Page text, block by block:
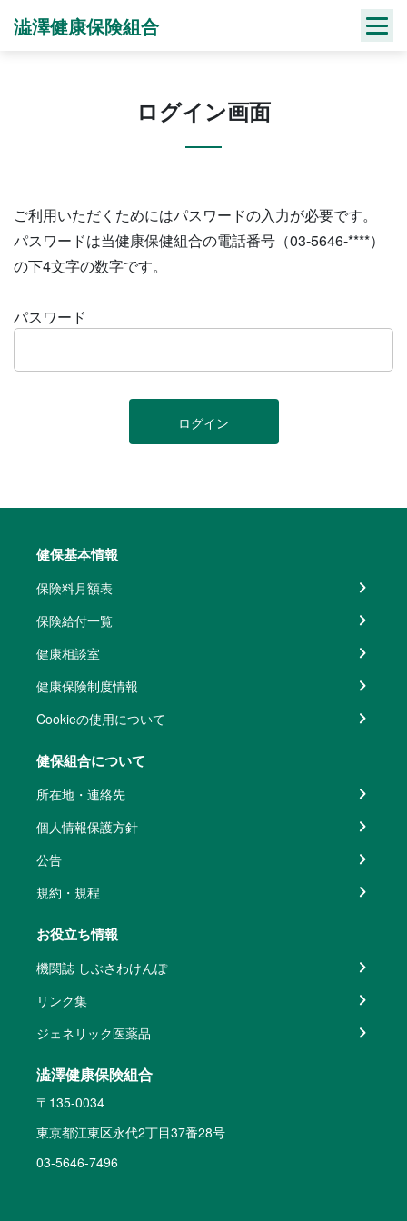
澁澤健康保険組合
ログイン画面
ご利用いただくためにはパスワードの入力が必要です。
パスワードは当健康保健組合の電話番号（03-5646-****）
の下4文字の数字です。
パスワード
ログイン
健保基本情報
保険料月額表
保険給付一覧
健康相談室
健康保険制度情報
Cookieの使用について
健保組合について
所在地・連絡先
個人情報保護方針
公告
規約・規程
お役立ち情報
機関誌 しぶさわけんぽ
リンク集
ジェネリック医薬品
澁澤健康保険組合
〒135-0034
東京都江東区永代2丁目37番28号
03-5646-7496